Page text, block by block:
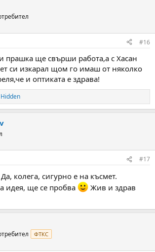
#16
прашка ще свърши работа,а с Хасан
си изкарал щом го имаш от няколко
и оптиката е здрава!
Hidden
#17
Да, колега, сигурно е на късмет.
идея, ще се пробва
Жив и здрав
ФТКС